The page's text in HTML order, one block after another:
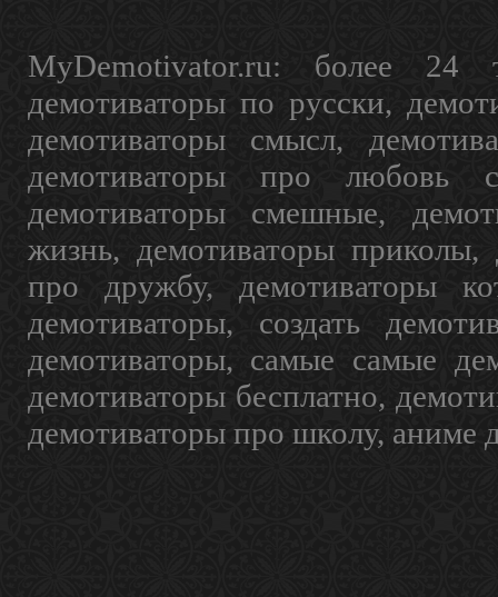
MyDemotivator.ru: более 24
демотиваторы по русски,
демотиваторы смысл,
демотиваторы про любовь
демотиваторы смешные,
жизнь, демотиваторы приколы,
про дружбу, демотиваторы
демотиваторы, создать
демотиваторы, самые самые
демотиваторы бесплатно,
демотиваторы про школу, аниме